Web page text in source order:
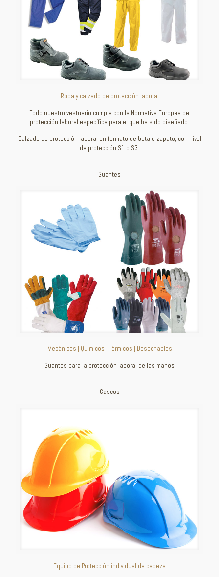
Ropa y calzado de protección laboral
Todo nuestro vestuario cumple con la Normativa Europea de
protección laboral específica para el que ha sido diseñado.
Calzado de protección laboral en formato de bota o zapato, con nivel
de protección S1 o S3.
Guantes
Mecánicos | Químicos | Térmicos | Desechables
Guantes para la protección laboral de las manos
Cascos
Equipo de Protección individual de cabeza